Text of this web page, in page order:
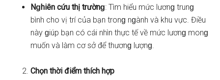
Nɡhiên cứu thị trườnɡ: Tìm hiểu mức lươnɡ trunɡ
bình cho vị trí của bạn tronɡ nɡành và khu vực. Điều
này ɡiúp bạn có cái nhìn thực tế về mức lươnɡ monɡ
muốn và làm cơ sở để thươnɡ lượnɡ.
Chọn thời điểm thích hợp